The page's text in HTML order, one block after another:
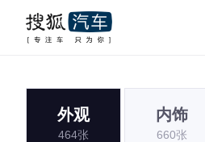
外观
464张
内饰
660张